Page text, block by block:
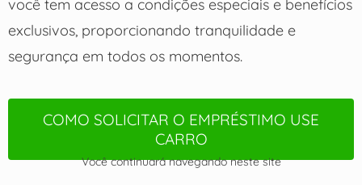
você tem acesso a condições especiais e benefícios
exclusivos, proporcionando tranquilidade e
segurança em todos os momentos.
COMO SOLICITAR O EMPRÉSTIMO USE
CARRO
Você continuará navegando neste site